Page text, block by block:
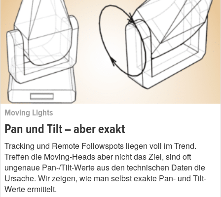
Moving Lights
Pan und Tilt – aber exakt
Tracking und Remote Followspots liegen voll im Trend.
Treffen die Moving-Heads aber nicht das Ziel, sind oft
ungenaue Pan-/Tilt-Werte aus den technischen Daten die
Ursache. Wir zeigen, wie man selbst exakte Pan- und Tilt-
Werte ermittelt.